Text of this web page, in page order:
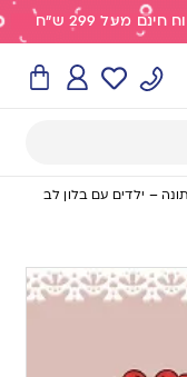
– ילדים עם בלון לב